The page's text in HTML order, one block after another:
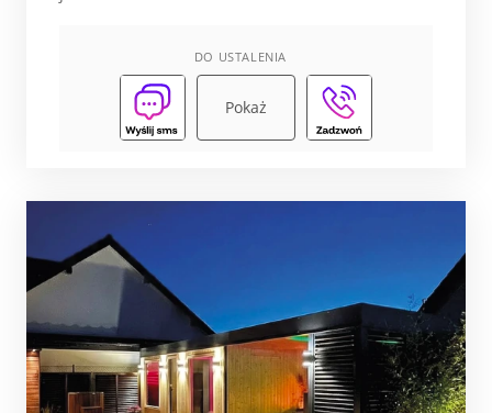
DO USTALENIA
Pokaż